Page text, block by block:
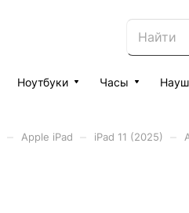
Ноутбуки Часы
Apple iPad iPad 11 (2025)